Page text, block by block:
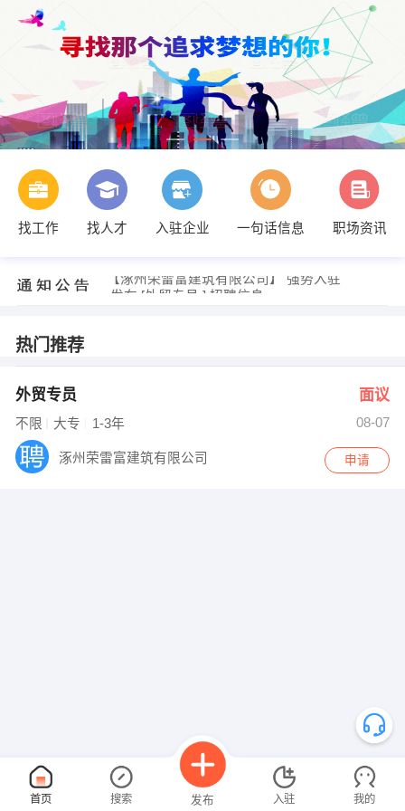
找工作 找人才 入驻企业 一句话信息
职场资讯
发布 [外贸专员 ] 招聘信息
热门推荐
外贸专员 面议
不限 大专 1-3年 08-07
涿州荣雷富建筑有限公司 申请
首页 搜索 发布 入驻 我的